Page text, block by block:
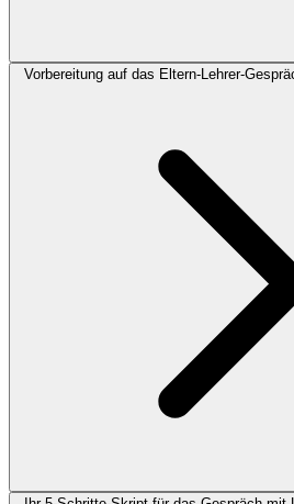
Vorbereitung auf das Eltern-Lehrer-